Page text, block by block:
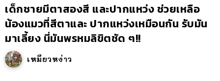
เด็กชายมีตาสองสี และปากแหว่ง ช่วยเหลือ
น้องแมวที่สีตาและ ปากแหว่งเหมือนกัน รับมัน
มาเลี้ยง นี่มันพรหมลิขิตชัด ๆ!!
เหมียวหง่าว